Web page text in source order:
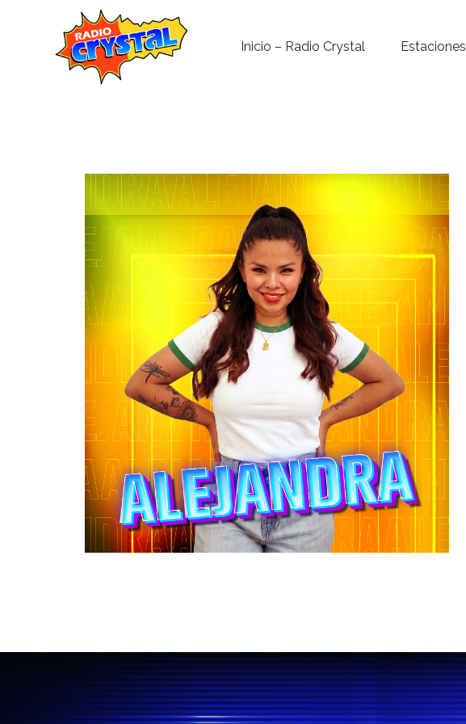
Inicio – Radio Crystal Estaciones
Noticias
Para ti
Contacto